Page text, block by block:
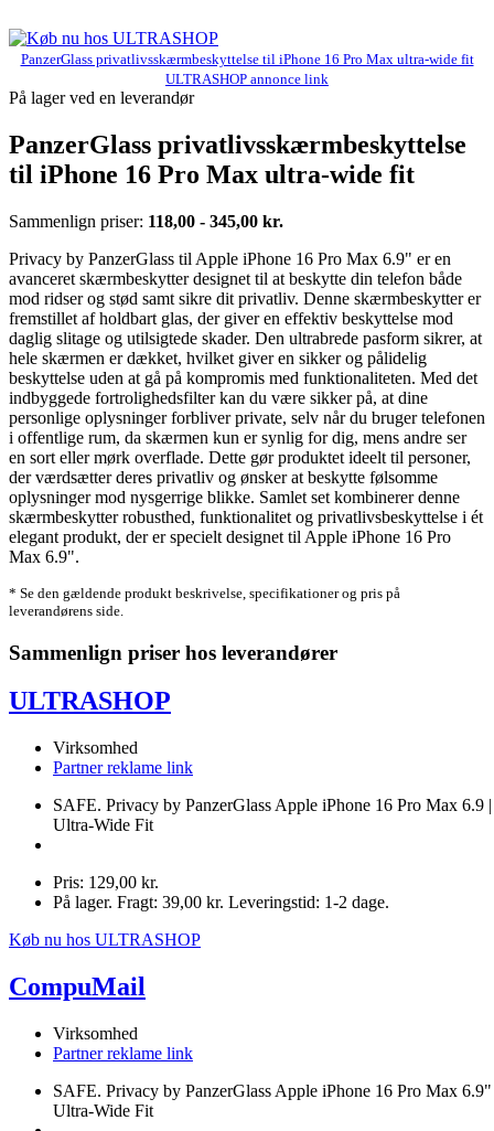
PanzerGlass privatlivsskærmbeskyttelse til iPhone 16 Pro Max ultra-wide fit
ULTRASHOP annonce link
På lager ved en leverandør
PanzerGlass privatlivsskærmbeskyttelse
til iPhone 16 Pro Max ultra-wide fit
Sammenlign priser: 118,00 - 345,00 kr.
Privacy by PanzerGlass til Apple iPhone 16 Pro Max 6.9" er en
avanceret skærmbeskytter designet til at beskytte din telefon både
mod ridser og stød samt sikre dit privatliv. Denne skærmbeskytter er
fremstillet af holdbart glas, der giver en effektiv beskyttelse mod
daglig slitage og utilsigtede skader. Den ultrabrede pasform sikrer, at
hele skærmen er dækket, hvilket giver en sikker og pålidelig
beskyttelse uden at gå på kompromis med funktionaliteten. Med det
indbyggede fortrolighedsfilter kan du være sikker på, at dine
personlige oplysninger forbliver private, selv når du bruger telefonen
i offentlige rum, da skærmen kun er synlig for dig, mens andre ser
en sort eller mørk overflade. Dette gør produktet ideelt til personer,
der værdsætter deres privatliv og ønsker at beskytte følsomme
oplysninger mod nysgerrige blikke. Samlet set kombinerer denne
skærmbeskytter robusthed, funktionalitet og privatlivsbeskyttelse i ét
elegant produkt, der er specielt designet til Apple iPhone 16 Pro
Max 6.9".
* Se den gældende produkt beskrivelse, specifikationer og pris på
leverandørens side.
Sammenlign priser hos leverandører
ULTRASHOP
Virksomhed
Partner reklame link
SAFE. Privacy by PanzerGlass Apple iPhone 16 Pro Max 6.9 |
Ultra-Wide Fit
Pris: 129,00 kr.
På lager. Fragt: 39,00 kr. Leveringstid: 1-2 dage.
Køb nu hos ULTRASHOP
CompuMail
Virksomhed
Partner reklame link
SAFE. Privacy by PanzerGlass Apple iPhone 16 Pro Max 6.9"
Ultra-Wide Fit